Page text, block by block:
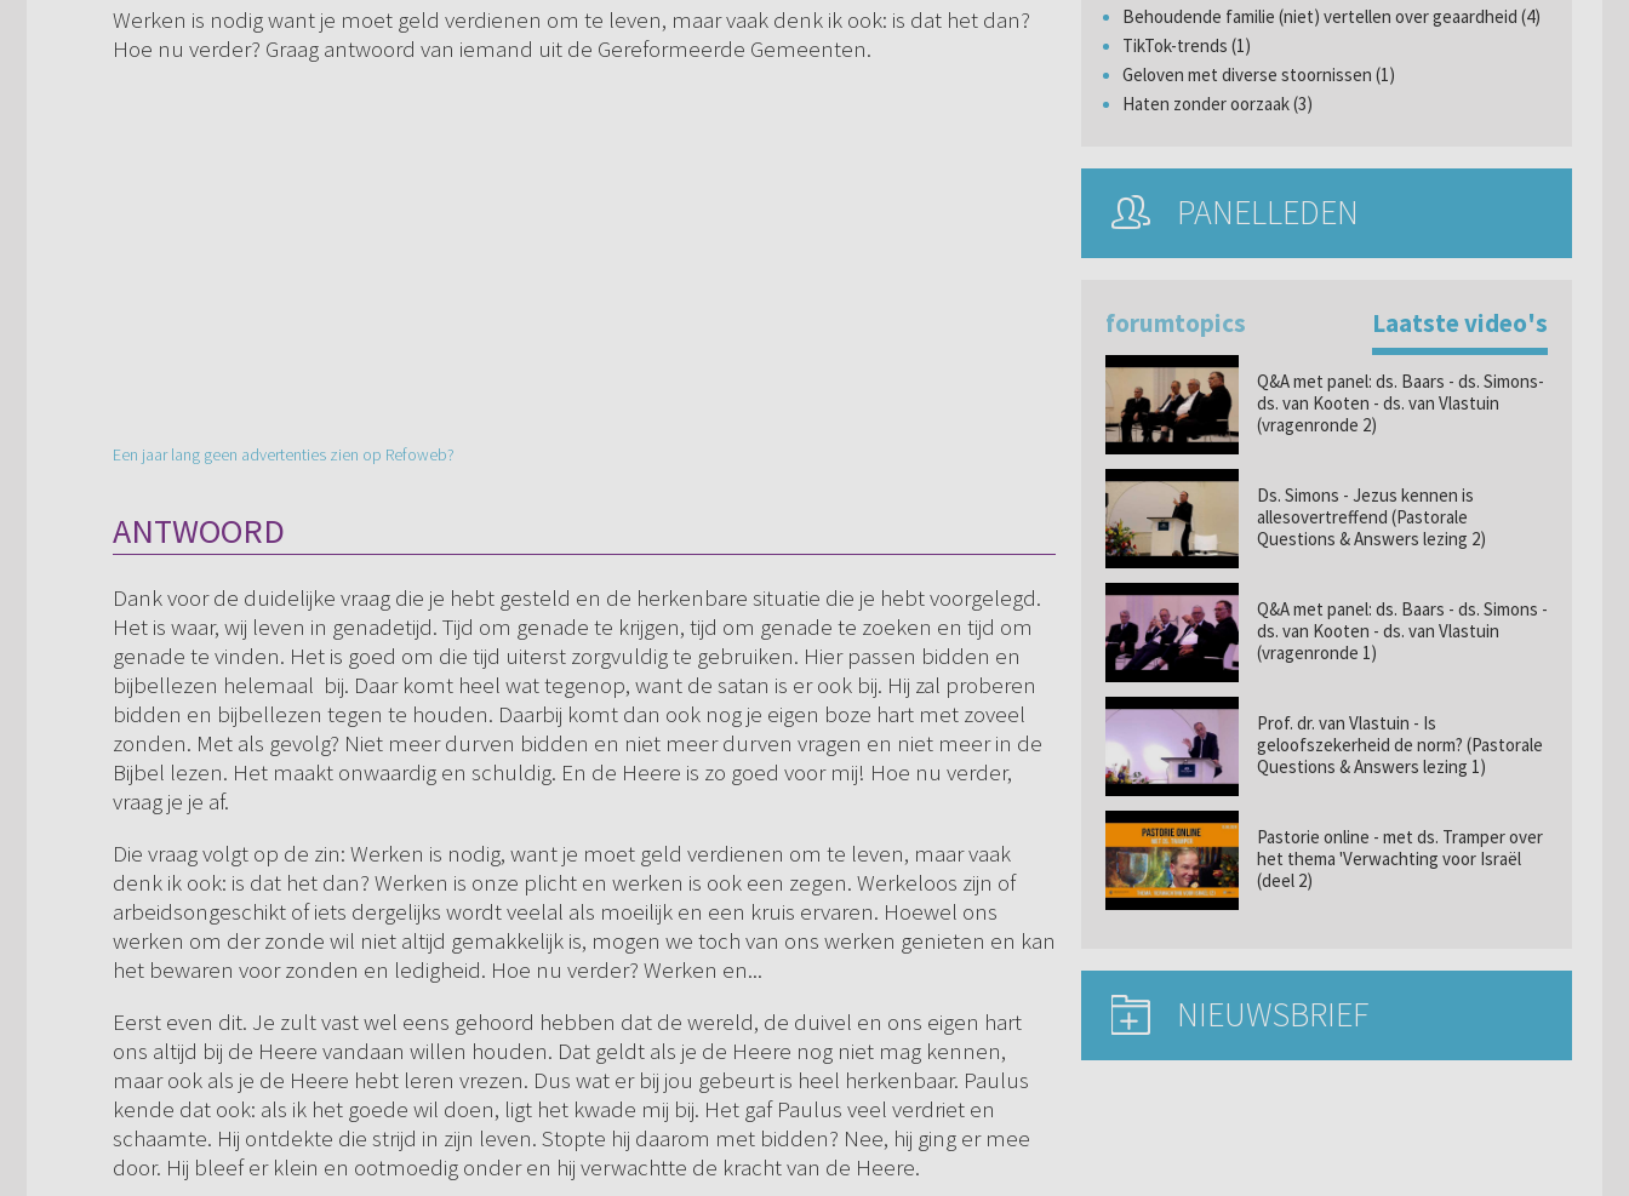
Werken is nodig want je moet geld verdienen om te leven, maar vaak denk ik ook: is dat het dan?
Hoe nu verder? Graag antwoord van iemand uit de Gereformeerde Gemeenten.
Een jaar lang geen advertenties zien op Refoweb?
ANTWOORD
Dank voor de duidelijke vraag die je hebt gesteld en de herkenbare situatie die je hebt voorgelegd.
Het is waar, wij leven in genadetijd. Tijd om genade te krijgen, tijd om genade te zoeken en tijd om
genade te vinden. Het is goed om die tijd uiterst zorgvuldig te gebruiken. Hier passen bidden en
bijbellezen helemaal bij. Daar komt heel wat tegenop, want de satan is er ook bij. Hij zal proberen
bidden en bijbellezen tegen te houden. Daarbij komt dan ook nog je eigen boze hart met zoveel
zonden. Met als gevolg? Niet meer durven bidden en niet meer durven vragen en niet meer in de
Bijbel lezen. Het maakt onwaardig en schuldig. En de Heere is zo goed voor mij! Hoe nu verder,
vraag je je af.
Die vraag volgt op de zin: Werken is nodig, want je moet geld verdienen om te leven, maar vaak
denk ik ook: is dat het dan? Werken is onze plicht en werken is ook een zegen. Werkeloos zijn of
arbeidsongeschikt of iets dergelijks wordt veelal als moeilijk en een kruis ervaren. Hoewel ons
werken om der zonde wil niet altijd gemakkelijk is, mogen we toch van ons werken genieten en kan
het bewaren voor zonden en ledigheid. Hoe nu verder? Werken en...
Eerst even dit. Je zult vast wel eens gehoord hebben dat de wereld, de duivel en ons eigen hart
ons altijd bij de Heere vandaan willen houden. Dat geldt als je de Heere nog niet mag kennen,
maar ook als je de Heere hebt leren vrezen. Dus wat er bij jou gebeurt is heel herkenbaar. Paulus
kende dat ook: als ik het goede wil doen, ligt het kwade mij bij. Het gaf Paulus veel verdriet en
schaamte. Hij ontdekte die strijd in zijn leven. Stopte hij daarom met bidden? Nee, hij ging er mee
door. Hij bleef er klein en ootmoedig onder en hij verwachtte de kracht van de Heere.
Behoudende familie (niet) vertellen over geaardheid (4)
TikTok-trends (1)
Geloven met diverse stoornissen (1)
Haten zonder oorzaak (3)
PANELLEDEN
forumtopics Laatste video's
Q&A met panel: ds. Baars - ds. Simons-
ds. van Kooten - ds. van Vlastuin
(vragenronde 2)
Ds. Simons - Jezus kennen is
allesovertreffend (Pastorale
Questions & Answers lezing 2)
Q&A met panel: ds. Baars - ds. Simons -
ds. van Kooten - ds. van Vlastuin
(vragenronde 1)
Prof. dr. van Vlastuin - Is
geloofszekerheid de norm? (Pastorale
Questions & Answers lezing 1)
Pastorie online - met ds. Tramper over
het thema 'Verwachting voor Israël
(deel 2)
NIEUWSBRIEF